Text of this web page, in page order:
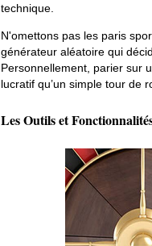
technique.
N'omettons pas les paris
générateur aléatoire qui
Personnellement, parier sur
lucratif qu’un simple tour de
Les Outils et